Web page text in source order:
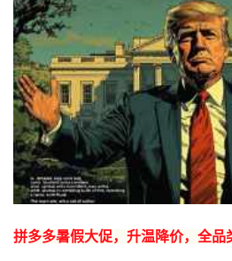
拼多多暑假大促，升温降价，全